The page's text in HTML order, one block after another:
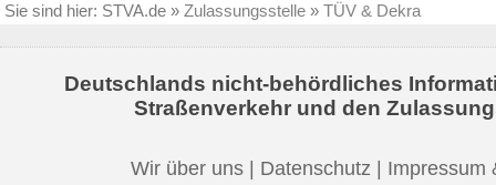
Sie sind hier: STVA.de » Zulassungsstelle » TÜV & Dekra
Deutschlands nicht-behördliches
Straßenverkehr und den
Wir über uns | Datenschutz | Impressum